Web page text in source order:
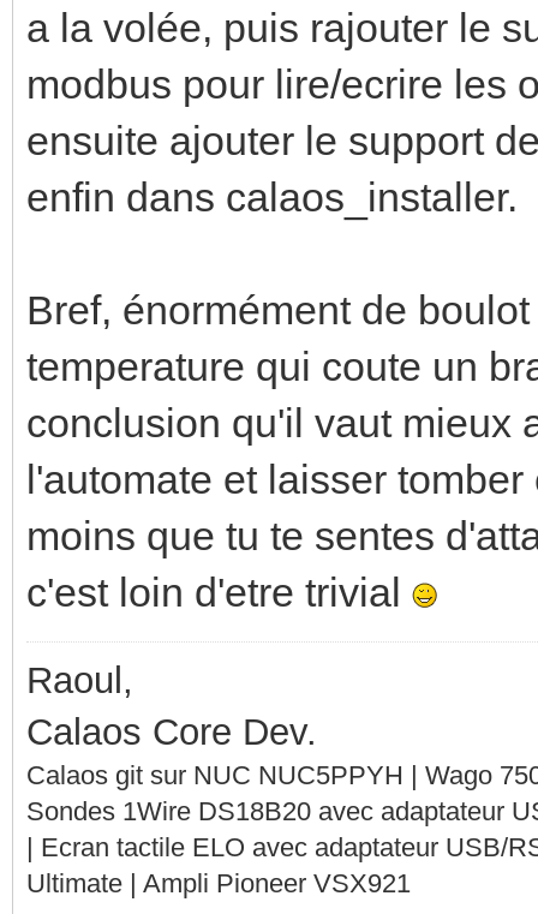
a la volée, puis rajouter le
modbus pour lire/ecrire les
ensuite ajouter le support
enfin dans calaos_installer.
Bref, énormément de
temperature qui coute un
conclusion qu'il vaut mieux
l'automate et laisser
moins que tu te sentes
c'est loin d'etre trivial
Raoul,
Calaos Core Dev.
Calaos git sur NUC NUC5PPYH | Wago
Sondes 1Wire DS18B20 avec adaptateur
| Ecran tactile ELO avec adaptateur USB/
Ultimate | Ampli Pioneer VSX921